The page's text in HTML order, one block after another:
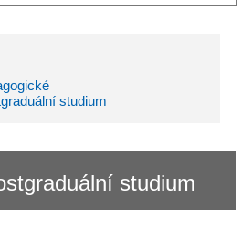
studium
studium